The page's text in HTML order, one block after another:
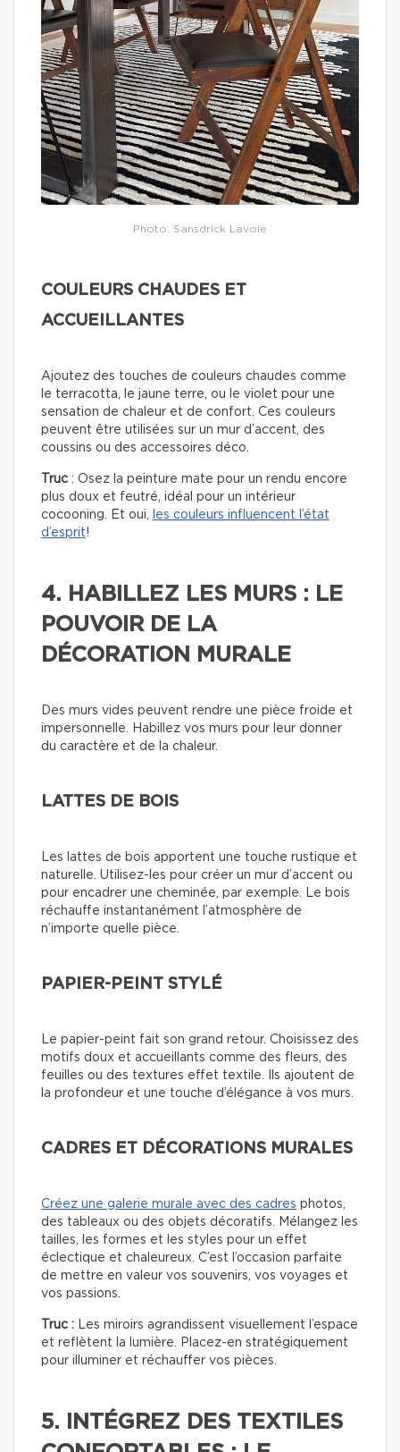
Photo: Sansdrick Lavoie
COULEURS CHAUDES ET
ACCUEILLANTES
Ajoutez des touches de couleurs chaudes comme
le terracotta, le jaune terre, ou le violet pour une
sensation de chaleur et de confort. Ces couleurs
peuvent être utilisées sur un mur d’accent, des
coussins ou des accessoires déco.
Truc : Osez la peinture mate pour un rendu encore
plus doux et feutré, idéal pour un intérieur
cocooning. Et oui,
les couleurs influencent l’état
d’esprit!
4. HABILLEZ LES MURS : LE
POUVOIR DE LA
DÉCORATION MURALE
Des murs vides peuvent rendre une pièce froide et
impersonnelle. Habillez vos murs pour leur donner
du caractère et de la chaleur.
LATTES DE BOIS
Les lattes de bois apportent une touche rustique et
naturelle. Utilisez-les pour créer un mur d’accent ou
pour encadrer une cheminée, par exemple. Le bois
réchauffe instantanément l’atmosphère de
n’importe quelle pièce.
PAPIER-PEINT STYLÉ
Le papier-peint fait son grand retour. Choisissez des
motifs doux et accueillants comme des fleurs, des
feuilles ou des textures effet textile. Ils ajoutent de
la profondeur et une touche d’élégance à vos murs.
CADRES ET DÉCORATIONS MURALES
Créez une galerie murale avec des cadres photos,
des tableaux ou des objets décoratifs. Mélangez les
tailles, les formes et les styles pour un effet
éclectique et chaleureux. C’est l’occasion parfaite
de mettre en valeur vos souvenirs, vos voyages et
vos passions.
Truc : Les miroirs agrandissent visuellement l’espace
et reflètent la lumière. Placez-en stratégiquement
pour illuminer et réchauffer vos pièces.
5. INTÉGREZ DES TEXTILES